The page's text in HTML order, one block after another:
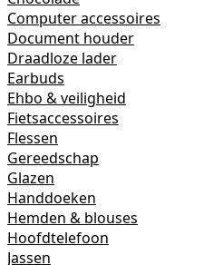
Computer accessoires
Document houder
Draadloze lader
Earbuds
Ehbo & veiligheid
Fietsaccessoires
Flessen
Gereedschap
Glazen
Handdoeken
Hemden & blouses
Hoofdtelefoon
Jassen